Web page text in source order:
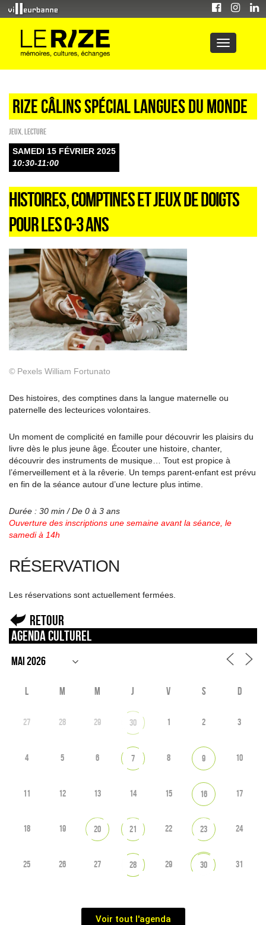
Rize câlins spécial langues du monde
Jeux Lecture
SAMEDI 15 FÉVRIER 2025
10:30-11:00
HISTOIRES, COMPTINES ET JEUX DE DOIGTS
POUR LES 0-3 ANS
© Pexels William Fortunato
Des histoires, des comptines dans la langue maternelle ou
paternelle des lecteurices volontaires.
Un moment de complicité en famille pour découvrir les plaisirs du
livre dès le plus jeune âge. Écouter une histoire, chanter,
découvrir des instruments de musique… Tout est propice à
l’émerveillement et à la rêverie. Un temps parent-enfant est prévu
en fin de la séance autour d’une lecture plus intime.
Durée : 30 min / De 0 à 3 ans
Ouverture des inscriptions une semaine avant la séance, le
samedi à 14h
RÉSERVATION
Les réservations sont actuellement fermées.
Retour
Agenda culturel
L M M J V S D
27 28 29 30 1 2 3
4 5 6 7 8 9 10
11 12 13 14 15 16 17
18 19 20 21 22 23 24
25 26 27 28 29 30 31
Voir tout l'agenda